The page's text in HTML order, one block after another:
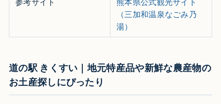
（三加和温泉なごみ乃
湯）
道の駅 きくすい｜地元特産品や新鮮な農産物の
お土産探しにぴったり